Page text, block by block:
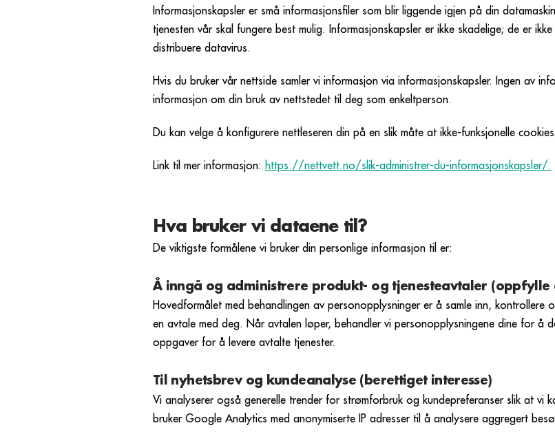
Informasjonskapsler er små informasjonsfiler som blir liggende igjen på din
tjenesten vår skal fungere best mulig. Informasjonskapsler er ikke skadelige; de er
distribuere datavirus.
Hvis du bruker vår nettside samler vi informasjon via informasjonskapsler. Ingen av
informasjon om din bruk av nettstedet til deg som enkeltperson.
Du kan velge å konfigurere nettleseren din på en slik måte at ikke-funksjonelle
Link til mer informasjon: https://nettvett.no/slik-administrer-du-informasjonskapsler/.
Hva bruker vi dataene til?
De viktigste formålene vi bruker din personlige informasjon til er:
Å inngå og administrere produkt- og tjenesteavtaler (oppfylle
Hovedformålet med behandlingen av personopplysninger er å samle inn,
en avtale med deg. Når avtalen løper, behandler vi personopplysningene dine for å
oppgaver for å levere avtalte tjenester.
Til nyhetsbrev og kundeanalyse (berettiget interesse)
Vi analyserer også generelle trender for strømforbruk og kundepreferanser slik at vi
bruker Google Analytics med anonymiserte IP adresser til å analysere aggregert